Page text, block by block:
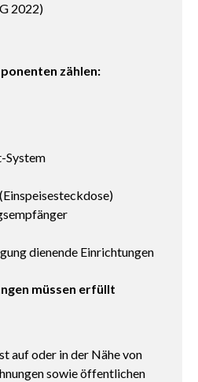
2022)
zählen:
System
dienende Einrichtungen
müssen erfüllt
auf oder in der Nähe von
sowie öffentlichen